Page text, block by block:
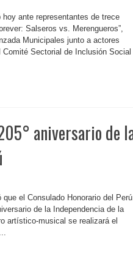
ante representantes de trece
Salseros vs. Merengueros”,
Municipales junto a actores
Sectorial de Inclusión
aniversario de
el Consulado Honorario del
de la Independencia de la
artístico-musical se realizará el